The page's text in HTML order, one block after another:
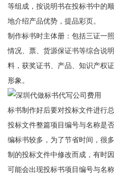
等组成，按说明书在投标书中的
地介绍产品优势，提品彩页。
制作标书时主体册：包括三证一
情况、票、货源保证书等综合说
料，获奖证书、产品、知识产权
形象。
标书制作好后要对投标文件进行
投标文件整篇项目编号与名称是
编标书较多，为了节省时间，很
制的投标文件中修改而成，有时
可能会出现投标书项目编号与名